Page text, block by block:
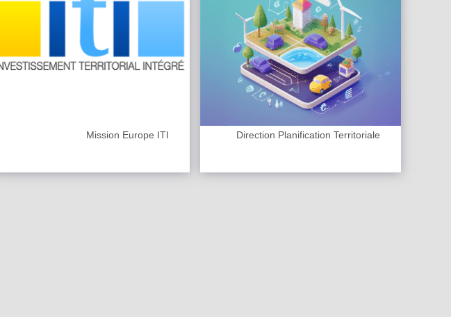
Mission Europe ITI Direction Planification Territoriale